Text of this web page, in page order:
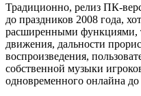
Традиционно, релиз ПК-
до праздников 2008 года,
расширенными функциями,
движения, дальности
воспроизведения,
собственной музыки
одновременного онлайна